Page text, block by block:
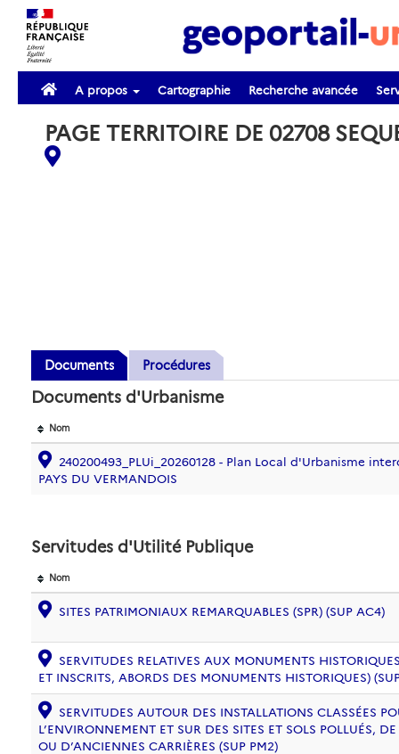
A propos Cartographie Recherche avancée
PAGE TERRITOIRE DE 02708
Documents Procédures
Documents d'Urbanisme
Nom
240200493_PLUi_20260128 - Plan Local d'Urbanisme
PAYS DU VERMANDOIS
Servitudes d'Utilité Publique
Nom
SITES PATRIMONIAUX REMARQUABLES (SPR) (SUP AC4)
SERVITUDES RELATIVES AUX MONUMENTS
ET INSCRITS, ABORDS DES MONUMENTS HISTORIQUES)
SERVITUDES AUTOUR DES INSTALLATIONS CLASSÉES
L’ENVIRONNEMENT ET SUR DES SITES ET SOLS POLLUÉS,
OU D’ANCIENNES CARRIÈRES (SUP PM2)